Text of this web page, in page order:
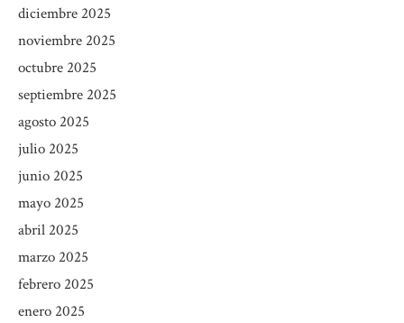
diciembre 2025
noviembre 2025
octubre 2025
septiembre 2025
agosto 2025
julio 2025
junio 2025
mayo 2025
abril 2025
marzo 2025
febrero 2025
enero 2025